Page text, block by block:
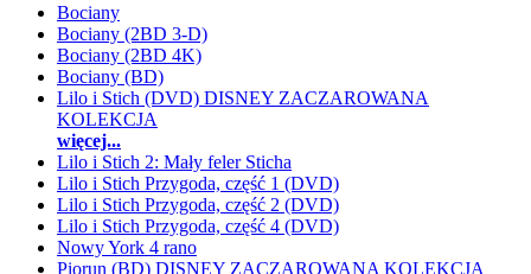
Bociany
Bociany (2BD 3-D)
Bociany (2BD 4K)
Bociany (BD)
Lilo i Stich (DVD) DISNEY ZACZAROWANA
KOLEKCJA
więcej...
Lilo i Stich 2: Mały feler Sticha
Lilo i Stich Przygoda, część 1 (DVD)
Lilo i Stich Przygoda, część 2 (DVD)
Lilo i Stich Przygoda, część 4 (DVD)
Nowy York 4 rano
Piorun (BD) DISNEY ZACZAROWANA KOLEKCJA